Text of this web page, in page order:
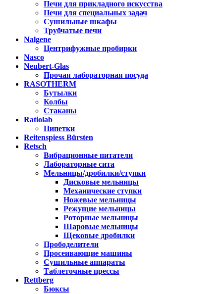
Печи для прикладного искусства
Печи для специальных задач
Сушильные шкафы
Трубчатые печи
Nalgene
Центрифужные пробирки
Nasco
Neubert-Glas
Прочая лабораторная посуда
RASOTHERM
Бутылки
Колбы
Стаканы
Ratiolab
Пипетки
Reitenspiess Bürsten
Retsch
Вибрационные питатели
Лабораторные сита
Мельницы/дробилки/ступки
Дисковые мельницы
Механические ступки
Ножевые мельницы
Режущие мельницы
Роторные мельницы
Шаровые мельницы
Щековые дробилки
Прободелители
Просеивающие машины
Сушильные аппараты
Таблеточные прессы
Rettberg
Бюксы